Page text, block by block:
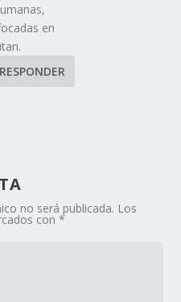
en
RESPONDER
no será publicada. Los
con*